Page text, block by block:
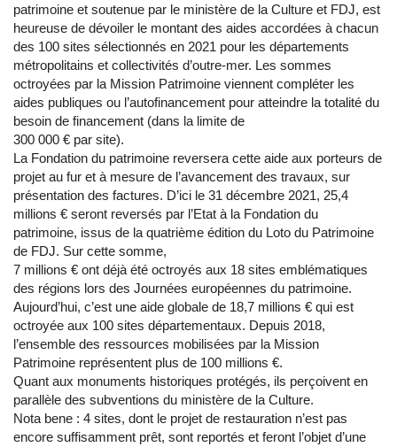
patrimoine et soutenue par le ministère de la Culture et FDJ, est
heureuse de dévoiler le montant des aides accordées à chacun
des 100 sites sélectionnés en 2021 pour les départements
métropolitains et collectivités d’outre-mer. Les sommes
octroyées par la Mission Patrimoine viennent compléter les
aides publiques ou l’autofinancement pour atteindre la totalité du
besoin de financement (dans la limite de
300 000 € par site).
La Fondation du patrimoine reversera cette aide aux porteurs de
projet au fur et à mesure de l’avancement des travaux, sur
présentation des factures. D’ici le 31 décembre 2021, 25,4
millions € seront reversés par l’Etat à la Fondation du
patrimoine, issus de la quatrième édition du Loto du Patrimoine
de FDJ. Sur cette somme,
7 millions € ont déjà été octroyés aux 18 sites emblématiques
des régions lors des Journées européennes du patrimoine.
Aujourd’hui, c’est une aide globale de 18,7 millions € qui est
octroyée aux 100 sites départementaux. Depuis 2018,
l’ensemble des ressources mobilisées par la Mission
Patrimoine représentent plus de 100 millions €.
Quant aux monuments historiques protégés, ils perçoivent en
parallèle des subventions du ministère de la Culture.
Nota bene : 4 sites, dont le projet de restauration n’est pas
encore suffisamment prêt, sont reportés et feront l’objet d’une